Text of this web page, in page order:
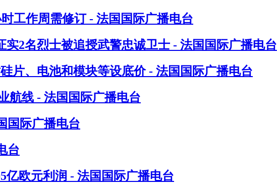
工作周需修订 - 法国国际广播电台
2名烈士被追授武警忠诚卫士 - 法国国际广播电台
片、电池和模块等设底价 - 法国国际广播电台
航线 - 法国国际广播电台
国际广播电台
台
亿欧元利润 - 法国国际广播电台